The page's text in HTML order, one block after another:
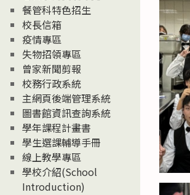
News
餐管科特色招生
校長信箱
疫情專區
失物招領專區
曾家新聞剪報
校務行政系統
主網頁後端管理系統
圖書館資訊查詢系統
學年課程計畫書
學生選課輔導手冊
線上教學專區
學校介紹(School
Introduction)